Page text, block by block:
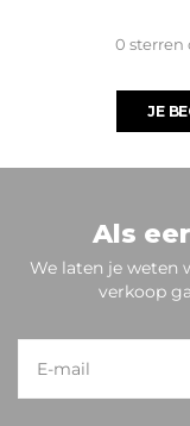
0 sterren
JE
Als
We laten je weten
verkoop